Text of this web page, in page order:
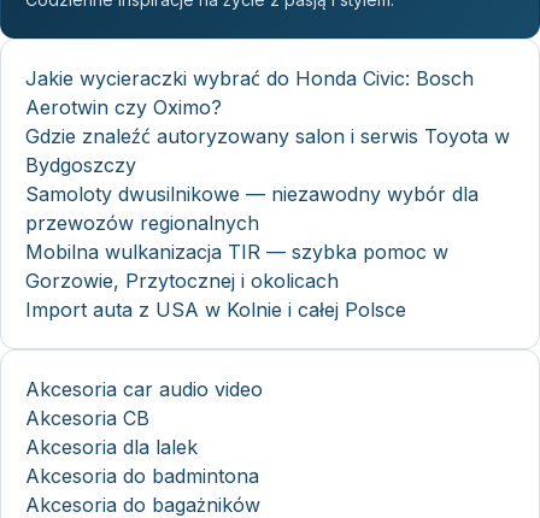
Jakie wycieraczki wybrać do Honda Civic: Bosch
Aerotwin czy Oximo?
Gdzie znaleźć autoryzowany salon i serwis Toyota w
Bydgoszczy
Samoloty dwusilnikowe — niezawodny wybór dla
przewozów regionalnych
Mobilna wulkanizacja TIR — szybka pomoc w
Gorzowie, Przytocznej i okolicach
Import auta z USA w Kolnie i całej Polsce
Akcesoria car audio video
Akcesoria CB
Akcesoria dla lalek
Akcesoria do badmintona
Akcesoria do bagażników